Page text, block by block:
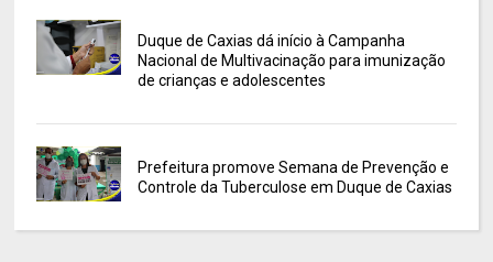
Duque de Caxias dá início à Campanha
Nacional de Multivacinação para imunização
de crianças e adolescentes
Prefeitura promove Semana de Prevenção e
Controle da Tuberculose em Duque de Caxias